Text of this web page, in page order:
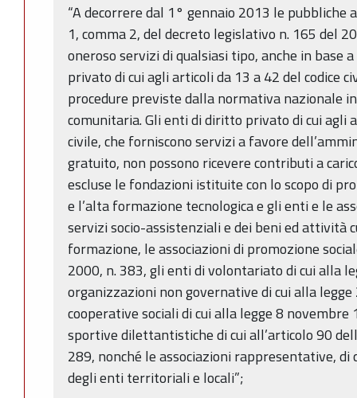
“A decorrere dal 1° gennaio 2013 le pubbliche
1, comma 2, del decreto legislativo n. 165 del
oneroso servizi di qualsiasi tipo, anche in base
privato di cui agli articoli da 13 a 42 del codice
procedure previste dalla normativa nazionale
comunitaria. Gli enti di diritto privato di cui agli
civile, che forniscono servizi a favore
gratuito, non possono ricevere contributi a
escluse le fondazioni istituite con lo scopo di
e l’alta formazione tecnologica e gli enti e le
servizi socio-assistenziali e dei beni ed attività
formazione, le associazioni di promozione
2000, n. 383, gli enti di volontariato di cui alla
organizzazioni non governative di cui alla
cooperative sociali di cui alla legge 8 novembre
sportive dilettantistiche di cui all’articolo 90
289, nonché le associazioni rappresentative,
degli enti territoriali e locali”;